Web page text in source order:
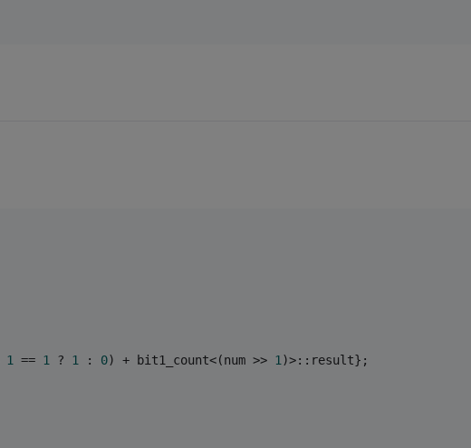
1 == 1 ? 1 : 0) + bit1_count<(num >> 1 )>::result};